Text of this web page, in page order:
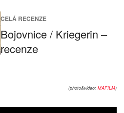
CELÁ RECENZE
Bojovnice / Kriegerin –
recenze
(photo&video: MAFILM)